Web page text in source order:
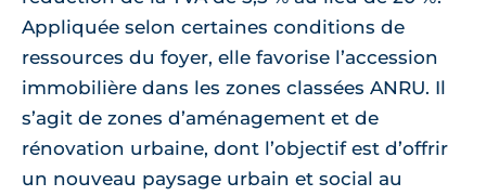
Appliquée selon certaines conditions de
ressources du foyer, elle favorise l’accession
immobilière dans les zones classées ANRU. Il
s’agit de zones d’aménagement et de
rénovation urbaine, dont l’objectif est d’offrir
un nouveau paysage urbain et social au